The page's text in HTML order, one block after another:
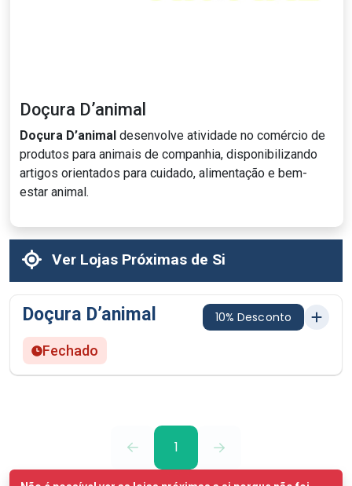
Doçura D’animal
Doçura D’animal desenvolve atividade no comércio de
produtos para animais de companhia, disponibilizando
artigos orientados para cuidado, alimentação e bem-
estar animal.
Ver Lojas Próximas de Si
Doçura D’animal 10% Desconto
Fechado
1